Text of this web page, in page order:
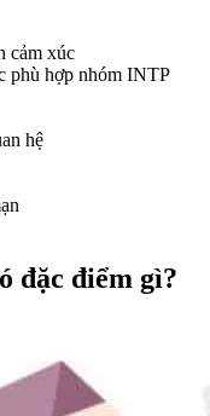
cảm xúc
phù hợp nhóm INTP
hệ
đặc điểm gì?